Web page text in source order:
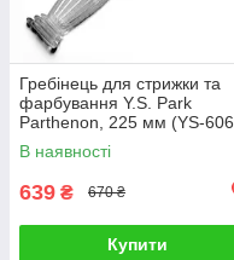
Гребінець для стрижки та
фарбування Y.S. Park
Parthenon, 225 мм (YS-606
Clear)
В наявності
639 ₴ 670 ₴
Купити